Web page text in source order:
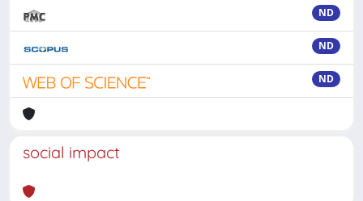
ND
ND
ND
social impact